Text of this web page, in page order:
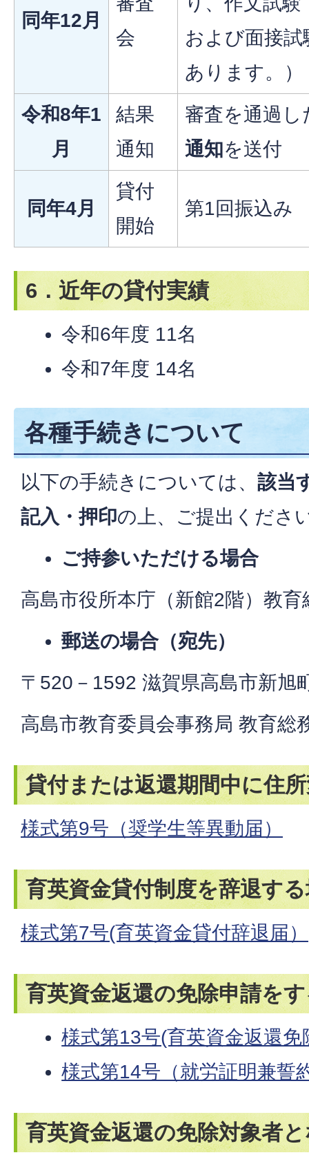
同年12月
会
および面接
あります。）
令和8年1
月
結果
通知
審査を通過し
通知を送付
同年4月
貸付
開始
第1回振込み
6．近年の貸付実績
令和6年度 11名
令和7年度 14名
各種手続きについて
以下の手続きについては、 該当
記入・押印の上、ご提出くださ
ご持参いただける場合
高島市役所本庁（新館2階）教育
郵送の場合（宛先）
〒520－1592 滋賀県高島市新旭
高島市教育委員会事務局 教育総
貸付または返還期間中に住
様式第9号（奨学生等異動届）
育英資金貸付制度を辞退す
様式第7号(育英資金貸付辞退届）
育英資金返還の免除申請を
様式第13号(育英資金返還
様式第14号（就労証明兼誓
育英資金返還の免除対象者